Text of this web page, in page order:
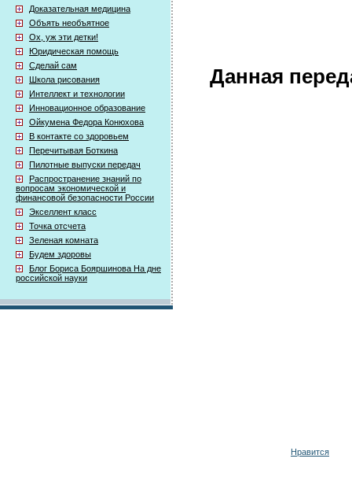
Доказательная медицина
Объять необъятное
Ох, уж эти детки!
Юридическая помощь
Сделай сам
Школа рисования
Интеллект и технологии
Инновационное образование
Ойкумена Федора Конюхова
В контакте со здоровьем
Перечитывая Боткина
Пилотные выпуски передач
Распространение знаний по
вопросам экономической и
финансовой безопасности России
Экселлент класс
Точка отсчета
Зеленая комната
Будем здоровы
Блог Бориса Бояршинова На дне
российской науки
Данная
Нравится